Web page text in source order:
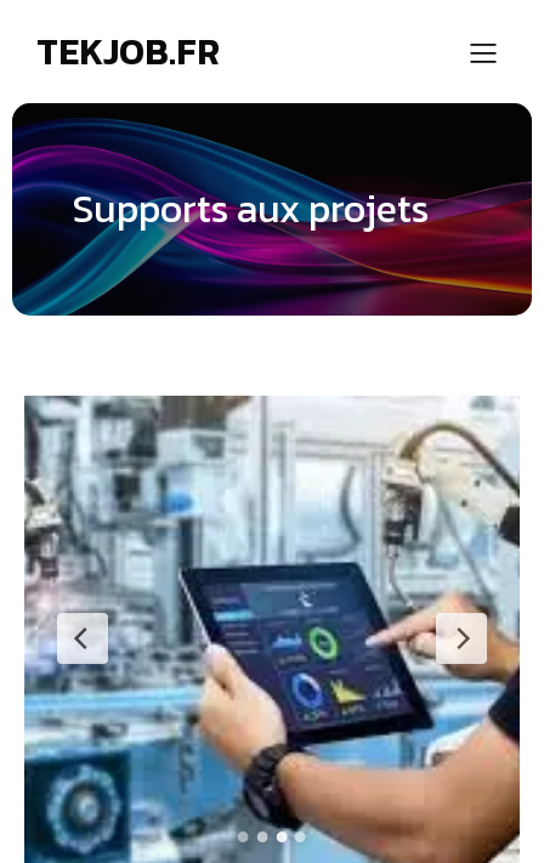
TEKJOB.FR
Supports aux projets